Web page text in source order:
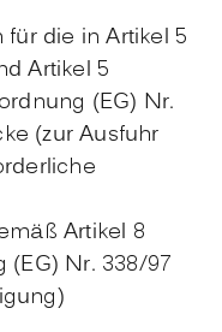
die in Artikel 5
Artikel 5
(EG) Nr.
(zur Ausfuhr
Artikel 8
(EG) Nr. 338/97